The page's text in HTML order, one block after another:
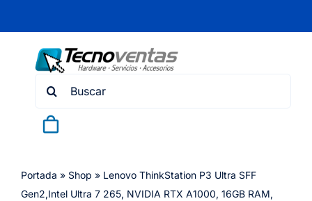
content
Search
Portada » Shop » Lenovo ThinkStation P3 Ultra SFF
Gen2,Intel Ultra 7 265, NVIDIA RTX A1000, 16GB RAM,